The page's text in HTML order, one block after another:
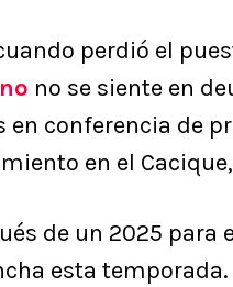
perdió el
no se siente en
en conferencia de
en el Cacique,
de un 2025
esta